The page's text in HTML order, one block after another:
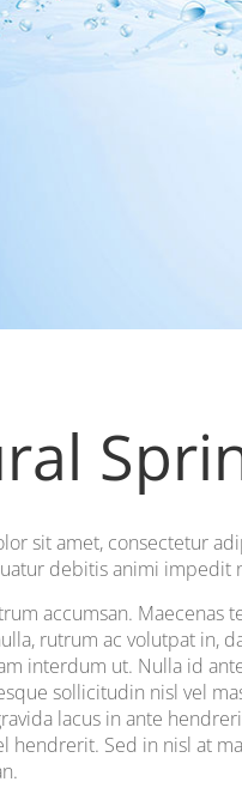
sit amet, consectetur
debitis animi
accumsan. Maecenas
rutrum ac volutpat in,
interdum ut. Nulla id
sollicitudin nisl vel
lacus in ante
hendrerit. Sed in nisl at